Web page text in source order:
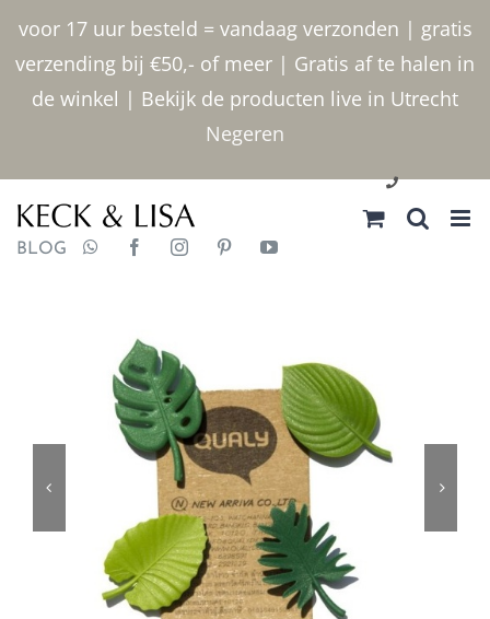
voor 17 uur besteld = vandaag verzonden | gratis
verzending bij €50,- of meer | Gratis af te halen in
de winkel | Bekijk de producten live in Utrecht
Negeren
inhoud
030 2400000
BLOG